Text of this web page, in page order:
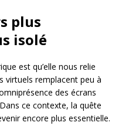
plus
isolé
est qu’elle nous relie
virtuels remplacent peu à
des écrans
ce contexte, la quête
encore plus essentielle.